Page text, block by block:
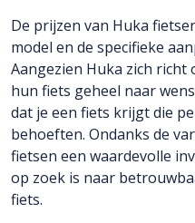
De prijzen van Huka
model en de specifieke
Aangezien Huka zich
hun fiets geheel naar
dat je een fiets krijgt die
behoeften. Ondanks de
fietsen een waardevolle
op zoek is naar
fiets.